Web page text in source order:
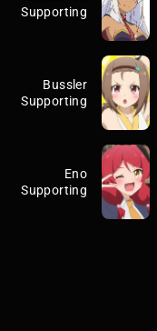
Supporting
Bussler
Supporting
Eno
Supporting